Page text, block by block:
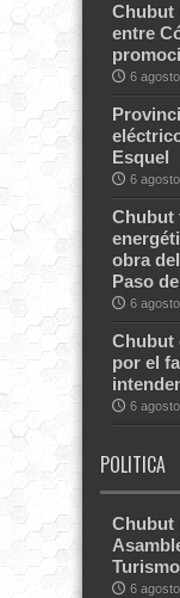
Chubut
entre
6
Esquel
6
Chubut
obra
Paso
6
Chubut
por el
6
POLITICA
Chubut
Turismo
6